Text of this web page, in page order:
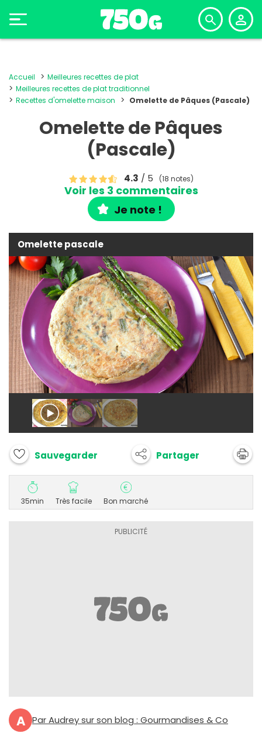
Accueil
Meilleures recettes de plat
Meilleures recettes de plat traditionnel
Recettes d'omelette maison
Omelette de Pâques (Pascale)
Omelette de Pâques
(Pascale)
4.3 / 5 (18 notes)
Voir les 3 commentaires
Je note !
Omelette pascale
Sauvegarder Partager
35min Très facile Bon marché
A Par Audrey sur son blog : Gourmandises & Co